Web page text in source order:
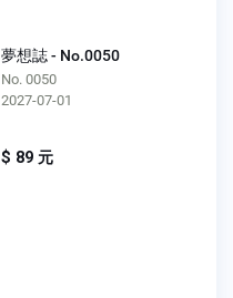
夢想誌 - No.0050
No. 0050
2027-07-01
$ 89 元